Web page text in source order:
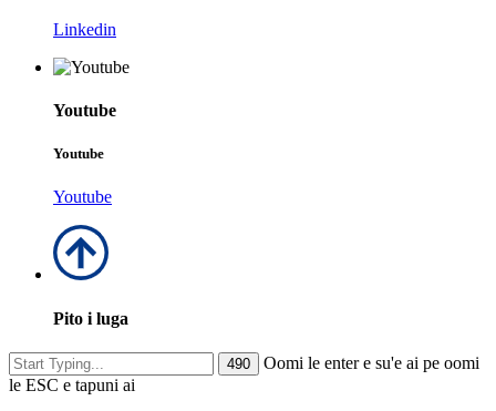
Linkedin
Youtube
Youtube
Youtube
Pito i luga
Oomi le enter e su'e ai pe oomi
le ESC e tapuni ai